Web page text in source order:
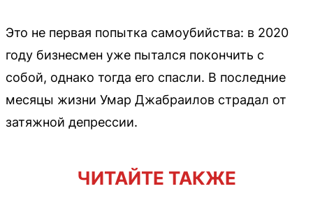
Это не первая попытка самоубийства: в 2020
году бизнесмен уже пытался покончить с
собой, однако тогда его спасли. В последние
месяцы жизни Умар Джабраилов страдал от
затяжной депрессии.
ЧИТАЙТЕ ТАКЖЕ